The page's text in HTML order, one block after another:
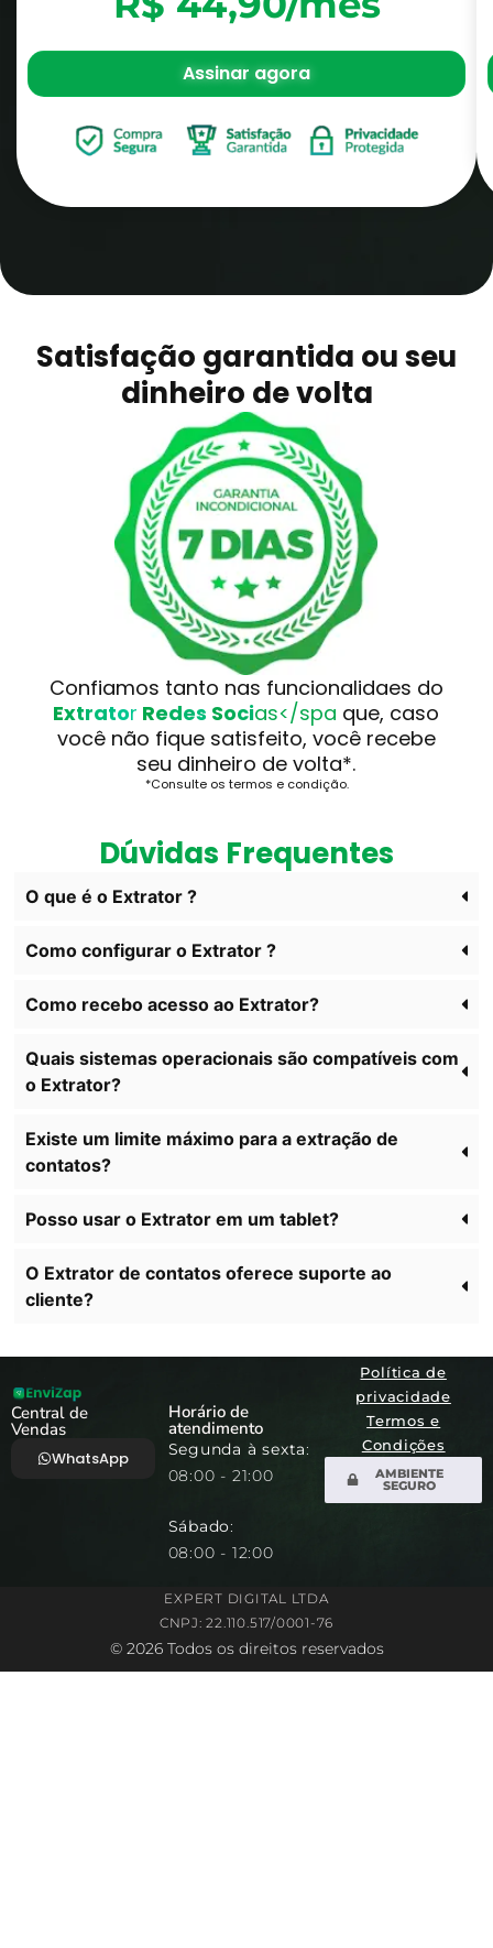
Assinar agora
Satisfação garantida ou seu
dinheiro de volta
Confiamos tanto nas funcionalidaes do
Extrator Redes Socias</spa que, caso
você não fique satisfeito, você recebe
seu dinheiro de volta*.
*Consulte os termos e condição.
Dúvidas Frequentes
O que é o Extrator ?
Como configurar o Extrator ?
Como recebo acesso ao Extrator?
Quais sistemas operacionais são compatíveis com
o Extrator?
Existe um limite máximo para a extração de
contatos?
Posso usar o Extrator em um tablet?
O Extrator de contatos oferece suporte ao
cliente?
Central de
Vendas
WhatsApp
Horário de
atendimento
Segunda à sexta:
08:00 - 21:00
Sábado:
08:00 - 12:00
Política de
privacidade
Termos e
Condições
AMBIENTE
SEGURO
EXPERT DIGITAL LTDA
CNPJ: 22.110.517/0001-76
© 2026 Todos os direitos reservados